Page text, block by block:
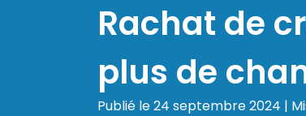
Rachat de
plus de
Publié le 24 septembre 2024 |